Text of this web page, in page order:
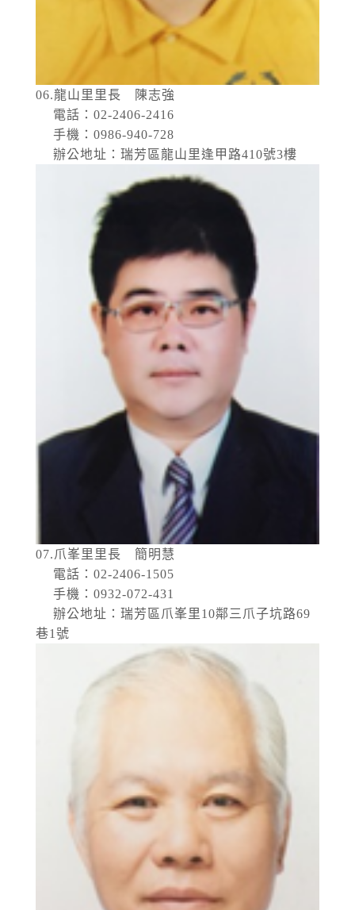
06.龍山里里長 陳志強
電話：02-2406-2416
手機：0986-940-728
辦公地址：瑞芳區龍山里逢甲路410號3樓
07.爪峯里里長 簡明慧
電話：02-2406-1505
手機：0932-072-431
辦公地址：瑞芳區爪峯里10鄰三爪子坑路69
巷1號